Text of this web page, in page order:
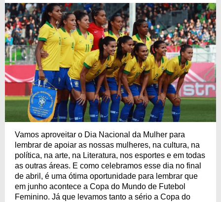
Vamos aproveitar o Dia Nacional da Mulher para
lembrar de apoiar as nossas mulheres, na cultura, na
política, na arte, na Literatura, nos esportes e em todas
as outras áreas. E como celebramos esse dia no final
de abril, é uma ótima oportunidade para lembrar que
em junho acontece a Copa do Mundo de Futebol
Feminino. Já que levamos tanto a sério a Copa do